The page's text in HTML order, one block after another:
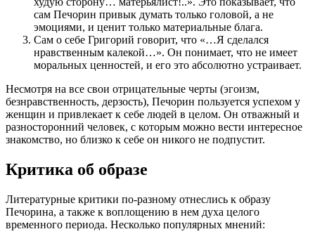
сам Печорин привык думать только головой, а не
эмоциями, и ценит только материальные блага.
Сам о себе Григорий говорит, что «…Я сделался
нравственным калекой…». Он понимает, что не имеет
моральных ценностей, и его это абсолютно устраивает.
Несмотря на все свои отрицательные черты (эгоизм,
безнравственность, дерзость), Печорин пользуется успехом у
женщин и привлекает к себе людей в целом. Он отважный и
разносторонний человек, с которым можно вести интересное
знакомство, но близко к себе он никого не подпустит.
Критика об образе
Литературные критики по-разному отнеслись к образу
Печорина, а также к воплощению в нем духа целого
временного периода. Несколько популярных мнений: